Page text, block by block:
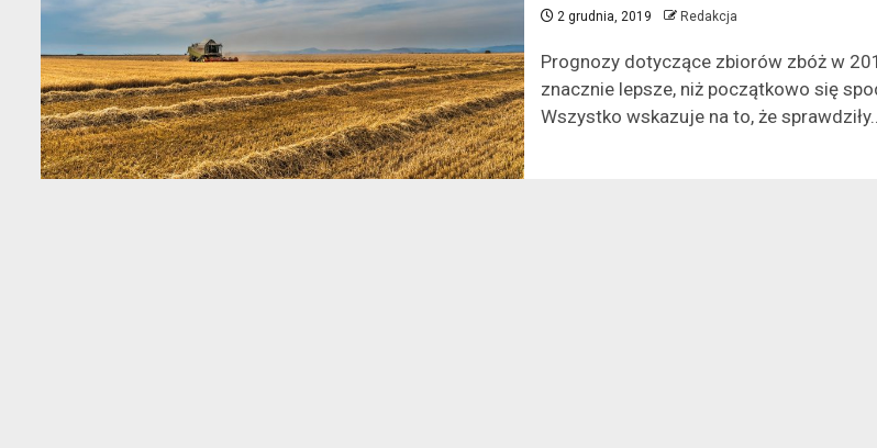
2 grudnia, 2019 Redakcja
Prognozy dotyczące zbiorów zbóż w
znacznie lepsze, niż początkowo się
Wszystko wskazuje na to, że